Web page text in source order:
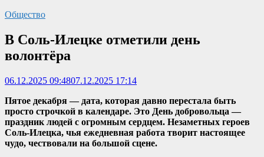
Общество
В Соль-Илецке отметили день
волонтёра
06.12.2025 09:4807.12.2025 17:14
Пятое декабря — дата, которая давно перестала быть
просто строчкой в календаре. Это День добровольца —
праздник людей с огромным сердцем. Незаметных героев
Соль-Илецка, чья ежедневная работа творит настоящее
чудо, чествовали на большой сцене.